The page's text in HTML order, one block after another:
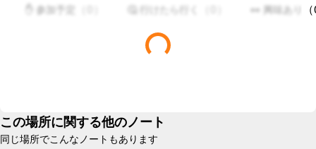
✋ 参加予定 🤔 行けたら行く 👀 興味あり （
この場所に関する他のノート
同じ場所でこんなノートもあります